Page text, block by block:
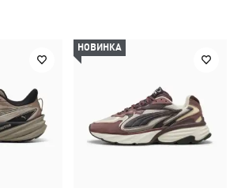
НОВИНКА